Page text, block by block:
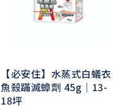
【必安住】水蒸式白蟻衣
魚殺蹣滅蟑劑 45g｜13-
18坪